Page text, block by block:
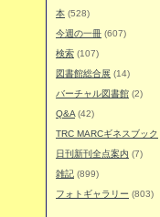
本 (528)
今週の一冊 (607)
検索 (107)
図書館総合展 (14)
バーチャル図書館 (2)
Q&A (42)
TRC MARCギネスブック
日刊新刊全点案内 (7)
雑記 (899)
フォトギャラリー (803)